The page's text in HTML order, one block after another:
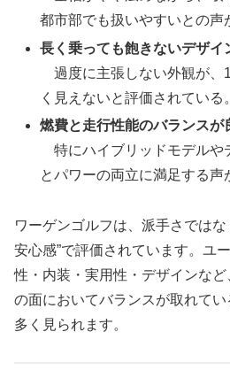
都市部でも扱いやすいとの声
長く乗っても飽きないデザイ
過度に主張しない外観が、
く見えないと評価されている。
燃費と走行性能のバランスが
特にハイブリッドモデルや
とパワーの両立に満足する声
ワーゲンゴルフは、派手さではな
安心感”で評価されています。ユ
性・内装・実用性・デザインな
の面においてバランスが取れて
多く見られます。